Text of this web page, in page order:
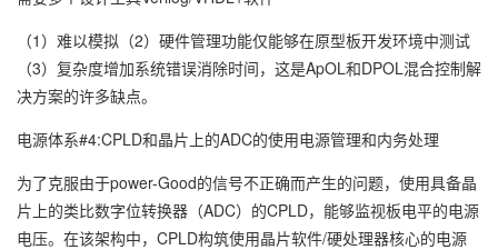
（1）难以模拟（2）硬件管理功能仅能够在原型板开发环境中测试
（3）复杂度增加系统错误消除时间，这是ApOL和DPOL混合控制解
决方案的许多缺点。
电源体系#4:CPLD和晶片上的ADC的使用电源管理和内务处理
为了克服由于power-Good的信号不正确而产生的问题，使用具备晶
片上的类比数字位转换器（ADC）的CPLD，能够监视板电平的电源
电压。在该架构中，CPLD构筑使用晶片软件/硬处理器核心的电源